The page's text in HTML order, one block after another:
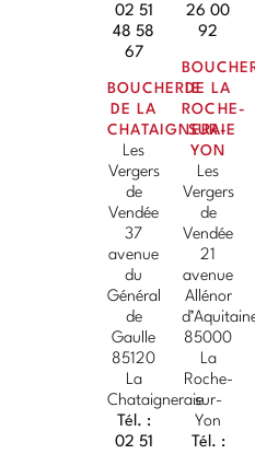
02 51
48 58
67
BOUCHERIE
DE LA
CHATAIGNERAIE
Les
Vergers
de
Vendée
37
avenue
du
Général
de
Gaulle
85120
La
Chataigneraie
Tél. :
02 51
26 00
92
DE LA
ROCHE-
SUR-
YON
Les
Vergers
de
Vendée
21
avenue
Allénor
85000
La
Roche-
sur-
Yon
Tél. :